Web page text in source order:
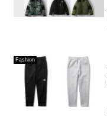
Fashion